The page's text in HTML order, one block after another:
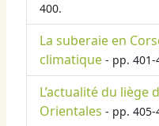
400.
La suberaie en
climatique - pp. 401-
L’actualité du liège
Orientales - pp. 405-